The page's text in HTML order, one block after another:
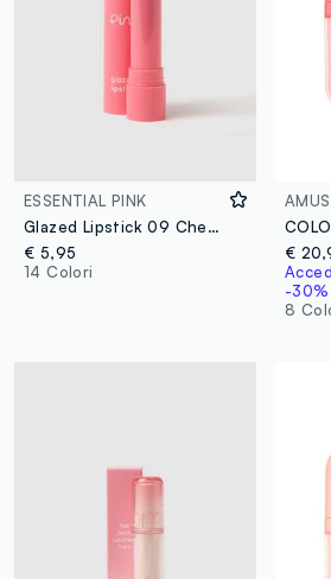
ESSENTIAL PINK
Glazed Lipstick 09 Cherry jam
€ 5,95
14 Colori
€
-30%
8